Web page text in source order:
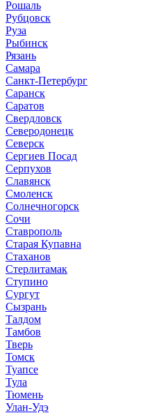
Рошаль
Рубцовск
Руза
Рыбинск
Рязань
Самара
Санкт-Петербург
Саранск
Саратов
Свердловск
Северодонецк
Северск
Сергиев Посад
Серпухов
Славянск
Смоленск
Солнечногорск
Сочи
Ставрополь
Старая Купавна
Стаханов
Стерлитамак
Ступино
Сургут
Сызрань
Талдом
Тамбов
Тверь
Томск
Туапсе
Тула
Тюмень
Улан-Удэ